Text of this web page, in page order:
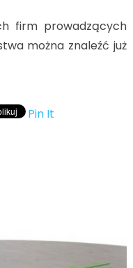
firm prowadzących
można znaleźć już
Pin It